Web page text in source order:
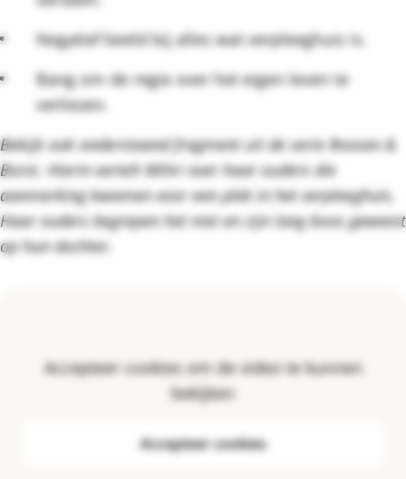
Negatief beeld bij alles wat verpleeghuis is.
Bang om de regie over het eigen leven te
verliezen.
Bekijk ook onderstaand fragment uit de serie Roosen &
Borst. Hierin vertelt Mihri over haar ouders die
aanmerking kwamen voor een plek in het verpleeghuis.
Haar ouders begrepen het niet en zijn lang boos geweest
op hun dochter.
Accepteer cookies om de video te kunnen
bekijken
Accepteer cookies